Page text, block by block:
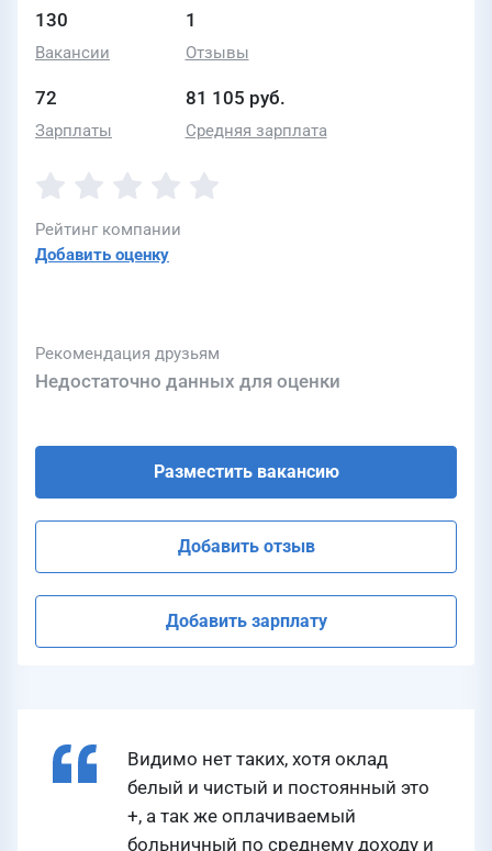
130
Вакансии
1
Отзывы
72
Зарплаты
81 105 руб.
Средняя зарплата
Рейтинг компании
Добавить оценку
Рекомендация друзьям
Недостаточно данных для оценки
Разместить вакансию
Добавить отзыв
Добавить зарплату
Видимо нет таких, хотя оклад
белый и чистый и постоянный это
+, а так же оплачиваемый
больничный по среднему доходу и